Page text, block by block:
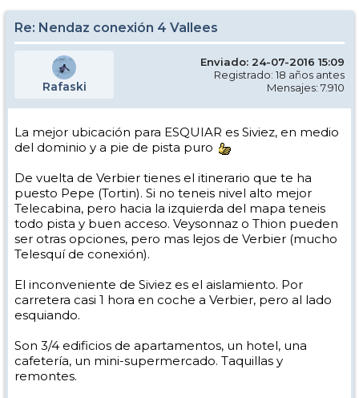
Re: Nendaz conexión 4 Vallees
Rafaski
Enviado: 24-07-2016 15:09
Registrado: 18 años antes
Mensajes: 7.910
La mejor ubicación para ESQUIAR es Siviez, en medio
del dominio y a pie de pista puro
De vuelta de Verbier tienes el itinerario que te ha
puesto Pepe (Tortin). Si no teneis nivel alto mejor
Telecabina, pero hacia la izquierda del mapa teneis
todo pista y buen acceso. Veysonnaz o Thion pueden
ser otras opciones, pero mas lejos de Verbier (mucho
Telesquí de conexión).
El inconveniente de Siviez es el aislamiento. Por
carretera casi 1 hora en coche a Verbier, pero al lado
esquiando.
Son 3/4 edificios de apartamentos, un hotel, una
cafetería, un mini-supermercado. Taquillas y
remontes.